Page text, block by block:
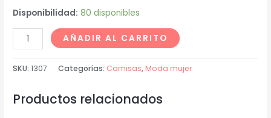
Disponibilidad: 80 disponibles
AÑADIR AL CARRITO
SKU:1307 Categorías: Camisas, Moda mujer
Productos relacionados